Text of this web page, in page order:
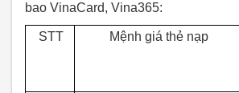
bao VinaCard, Vina365:
STT Mệnh giá thẻ nạp